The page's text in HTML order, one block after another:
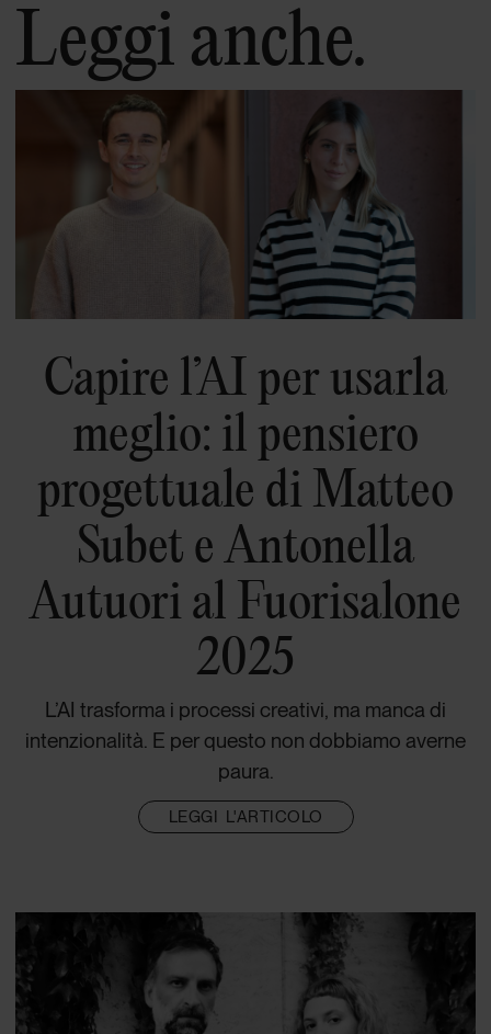
Leggi anche.
Capire l’AI per usarla
meglio: il pensiero
progettuale di Matteo
Subet e Antonella
Autuori al Fuorisalone
2025
L’AI trasforma i processi creativi, ma manca di
intenzionalità. E per questo non dobbiamo averne
paura.
LEGGI L'ARTICOLO